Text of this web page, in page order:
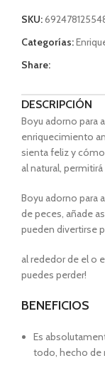
SKU:
Categorías:
Share:
DESCRIPCIÓN
Boyu adorno para
enriquecimiento
sienta feliz y
al natural,
Boyu adorno para
de peces, añade
pueden divertirse
al rededor de el o
puedes perder!
BENEFICIOS
Es
todo, hecho de